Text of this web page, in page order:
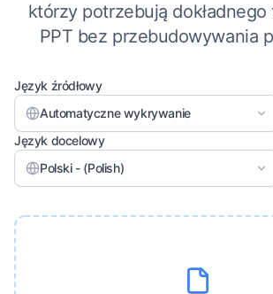
którzy potrzebują dokładnego
PPT bez przebudowywania
Język źródłowy
Automatyczne wykrywanie
Język docelowy
Polski - (Polish)